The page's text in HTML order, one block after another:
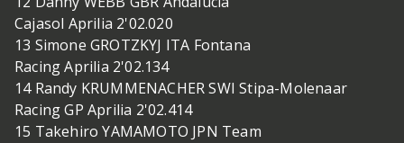
Cajasol Aprilia 2'02.020
13 Simone GROTZKYJ ITA Fontana
Racing Aprilia 2'02.134
14 Randy KRUMMENACHER SWI Stipa-Molenaar
Racing GP Aprilia 2'02.414
15 Takehiro YAMAMOTO JPN Team